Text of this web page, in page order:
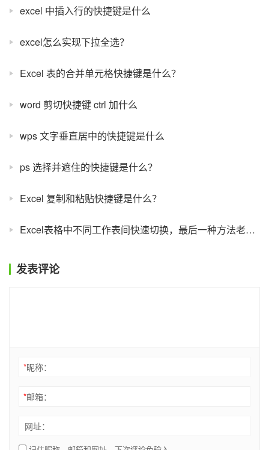
excel 中插入行的快捷键是什么
excel怎么实现下拉全选？
Excel 表的合并单元格快捷键是什么？
word 剪切快捷键 ctrl 加什么
wps 文字垂直居中的快捷键是什么
ps 选择并遮住的快捷键是什么？
Excel 复制和粘贴快捷键是什么？
Excel表格中不同工作表间快速切换，最后一种方法老板也会看呆
发表评论
*昵称：
*邮箱：
网址：